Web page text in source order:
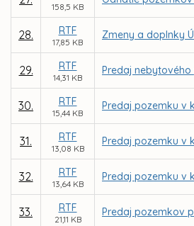
158,5 KB
28. RTF
17,85 KB
Zmeny a doplnky
29. RTF
14,31 KB
Predaj
30. RTF
15,44 KB
Predaj pozemku v
31. RTF
13,08 KB
Predaj pozemku v
32. RTF
13,64 KB
Predaj pozemku v
33. RTF
21,11 KB
Predaj pozemkov